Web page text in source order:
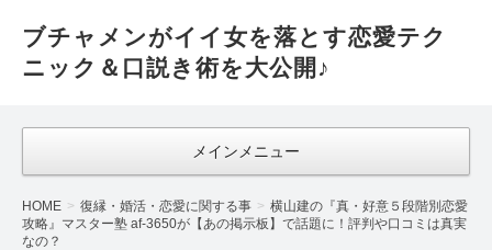
ブチャメンがイイ女を落とす恋愛テク
ニック＆口説き術を大公開♪
メインメニュー
HOME 復縁・婚活・恋愛に関する事
横山建の『真・好意５段階別恋愛
攻略』マスター塾 af-3650が【あの掲示板】で話題に！評判や口コミは真実
なの？